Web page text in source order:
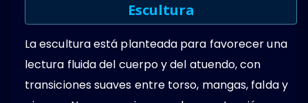
Escultura
La escultura está planteada para favorecer una
lectura fluida del cuerpo y del atuendo, con
transiciones suaves entre torso, mangas, falda y